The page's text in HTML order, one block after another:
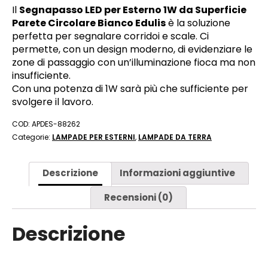
Il Segnapasso LED per Esterno 1W da Superficie
Parete Circolare Bianco Edulisè la soluzione
perfetta per segnalare corridoi e scale. Ci
permette, con un design moderno, di evidenziare le
zone di passaggio con un’illuminazione fioca ma non
insufficiente.
Con una potenza di 1W sarà più che sufficiente per
svolgere il lavoro.
COD: APDES-88262
Categorie: LAMPADE PER ESTERNI, LAMPADE DA TERRA
Descrizione
Informazioni aggiuntive
Recensioni (0)
Descrizione